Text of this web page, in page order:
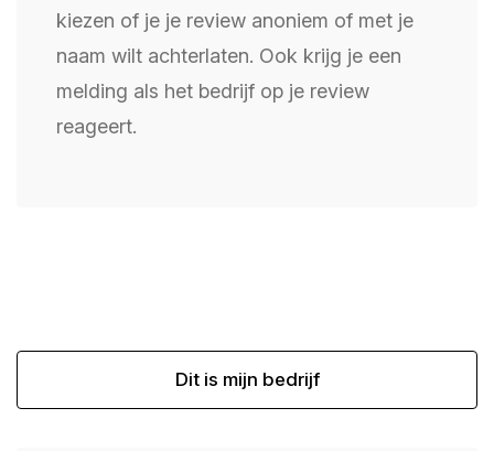
kiezen of je je review anoniem of met je
naam wilt achterlaten. Ook krijg je een
melding als het bedrijf op je review
reageert.
Dit is mijn bedrijf